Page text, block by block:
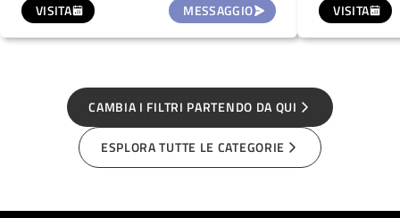
VISITA MESSAGGIO
eventi come concertini, proiezioni, congressi.
VISITA
CAMBIA I FILTRI PARTENDO DA QUI
ESPLORA TUTTE LE CATEGORIE